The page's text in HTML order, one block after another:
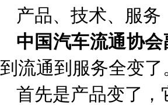
产品、技术、服务
中国汽车流通协
到流通到服务全变了
首先是产品变了，